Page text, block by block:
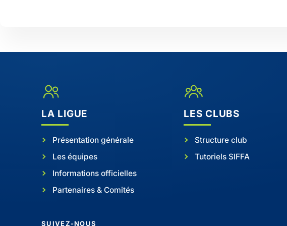
LA LIGUE
Présentation générale
Les équipes
Informations officielles
Partenaires & Comités
SUIVEZ-NOUS
LES CLUBS
Structure club
Tutoriels SIFFA